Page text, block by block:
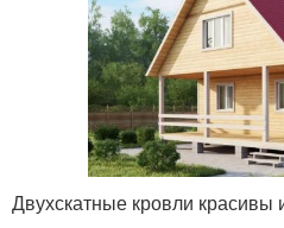
Двухскатные кровли красивы